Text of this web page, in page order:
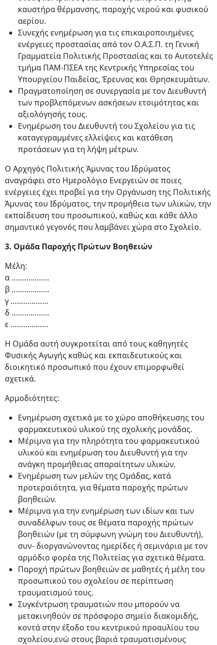
καυστήρα θέρμανσης, παροχής νερού και φυσικού
αερίου.
Συνεχής ενημέρωση για τις επικαιροποιημένες
ενέργειες προστασίας από τον Ο.Α.Σ.Π. τη Γενική
Γραμματεία Πολιτικής Προστασίας και το Αυτοτελές
τμήμα ΠΑΜ-ΠΣΕΑ της Κεντρικής Υπηρεσίας του
Υπουργείου Παιδείας, Έρευνας και Θρησκευμάτων.
Πραγματοποίηση σε συνεργασία με τον Διευθυντή
των προβλεπόμενων ασκήσεων ετοιμότητας και
αξιολόγησής τους.
Ενημέρωση του Διευθυντή του Σχολείου για τις
καταγεγραμμένες ελλείψεις και κατάθεση
προτάσεων για τη λήψη μέτρων.
Ο Αρχηγός Πολιτικής Άμυνας του Ιδρύματος
αναγράφει στο Ημερολόγιο Ενεργειών σε ποιες
ενέργειες έχει προβεί για την Οργάνωση της Πολιτικής
Άμυνας του Ιδρύματος, την προμήθεια των υλικών, την
εκπαίδευση του προσωπικού, καθώς και κάθε άλλο
σημαντικό γεγονός που λαμβάνει χώρα στο Σχολείο.
3. Ομάδα Παροχής Πρώτων Βοηθειών
Μέλη:
α ………………
β ………………
γ ………………
δ ………………
ε ………………
Η Ομάδα αυτή συγκροτείται από τους καθηγητές
Φυσικής Αγωγής καθώς και εκπαιδευτικούς και
διοικητικό προσωπικό που έχουν επιμορφωθεί
σχετικά.
Αρμοδιότητες:
Ενημέρωση σχετικά με το χώρο αποθήκευσης του
φαρμακευτικού υλικού της σχολικής μονάδας.
Μέριμνα για την πληρότητα του φαρμακευτικού
υλικού και ενημέρωση του Διευθυντή για την
ανάγκη προμήθειας απαραίτητων υλικών.
Ενημέρωση των μελών της Ομάδας, κατά
προτεραιότητα, για θέματα παροχής πρώτων
βοηθειών.
Μέριμνα για την ενημέρωση των ιδίων και των
συναδέλφων τους σε θέματα παροχής πρώτων
βοηθειών (με τη σύμφωνη γνώμη του Διευθυντή),
συν- διοργανώνοντας ημερίδες ή σεμινάρια με τον
αρμόδιο φορέα της Πολιτείας για σχετικά θέματα.
Παροχή πρώτων βοηθειών σε μαθητές ή μέλη του
προσωπικού του σχολείου σε περίπτωση
τραυματισμού τους.
Συγκέντρωση τραυματιών που μπορούν να
μετακινηθούν σε πρόσφορο σημείο διακομιδής,
κοντά στην έξοδο του κεντρικού προαυλίου του
σχολείου,ενώ στους βαριά τραυματισμένους